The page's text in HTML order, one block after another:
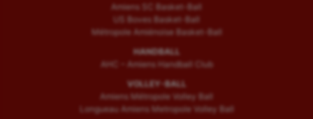
Amiens SC Basket-Ball
US Boves Basket-Ball
Métropole Amiénoise Basket-Ball
HANDBALL
AHC – Amiens Handball Club
VOLLEY-BALL
Amiens Métropole Volley Ball
Longueau Amiens Metropole Volley Ball